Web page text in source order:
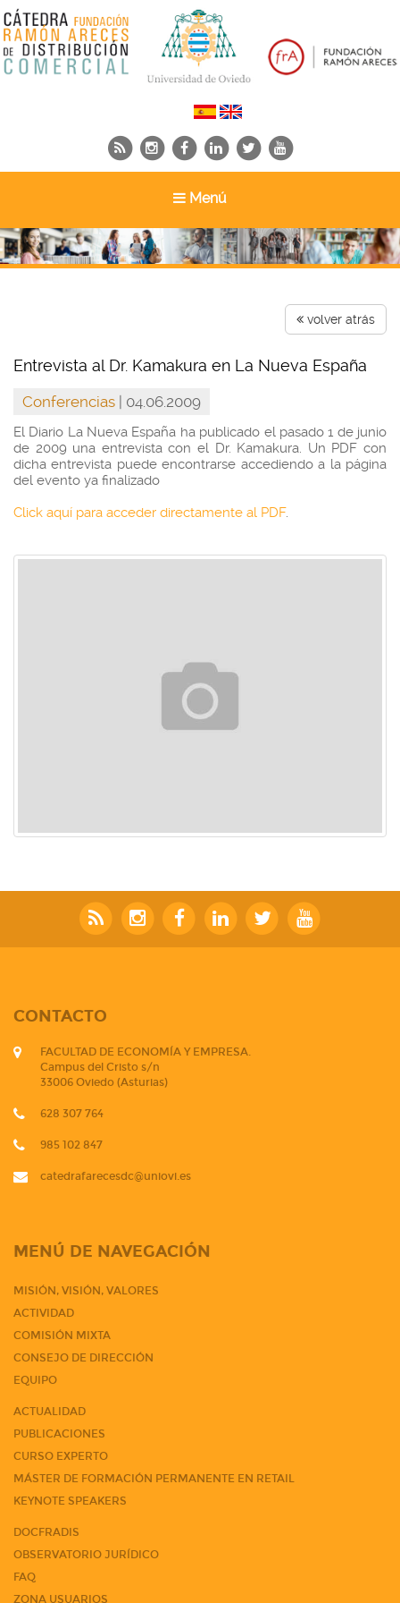
Menú
volver atrás
Entrevista al Dr. Kamakura en La Nueva España
Conferencias | 04.06.2009
El Diario La Nueva España ha publicado el pasado 1 de junio
de 2009 una entrevista con el Dr. Kamakura. Un PDF con
dicha entrevista puede encontrarse accediendo a la página
del evento ya finalizado
Click aquí para acceder directamente al PDF.
CONTACTO
FACULTAD DE ECONOMÍA Y EMPRESA.
Campus del Cristo s/n
33006 Oviedo (Asturias)
628 307 764
985 102 847
catedrafarecesdc@uniovi.es
MENÚ DE NAVEGACIÓN
MISIÓN, VISIÓN, VALORES
ACTIVIDAD
COMISIÓN MIXTA
CONSEJO DE DIRECCIÓN
EQUIPO
ACTUALIDAD
PUBLICACIONES
CURSO EXPERTO
MÁSTER DE FORMACIÓN PERMANENTE EN RETAIL
KEYNOTE SPEAKERS
DOCFRADIS
OBSERVATORIO JURÍDICO
FAQ
ZONA USUARIOS